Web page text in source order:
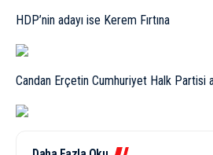
HDP’nin adayı ise Kerem Fırtına
Candan Erçetin Cumhuriyet Halk Partisi